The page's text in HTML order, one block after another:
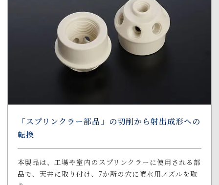
「スプリンクラー部品」の切削から射出成形への
転換
本製品は、工場や室内のスプリンクラーに使用される部
品で、天井に取り付け、7か所の穴に噴水用ノズルを取